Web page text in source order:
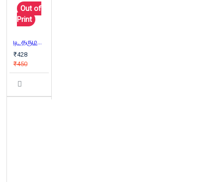
Out of
Print
டி. தருமராஜின் அயோத்திதாசரியம்
₹428
₹450